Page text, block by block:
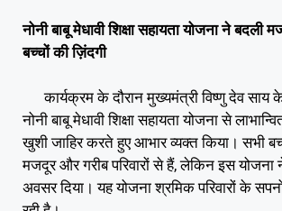
नोनी बाबू मेधावी शिक्षा सहायता योजना ने बदली
बच्चों की ज़िंदगी
कार्यक्रम के दौरान मुख्यमंत्री विष्णु देव साय
नोनी बाबू मेधावी शिक्षा सहायता योजना से
खुशी जाहिर करते हुए आभार व्यक्त किया। सभी
मजदूर और गरीब परिवारों से हैं, लेकिन इस योजना
अवसर दिया। यह योजना श्रमिक परिवारों के